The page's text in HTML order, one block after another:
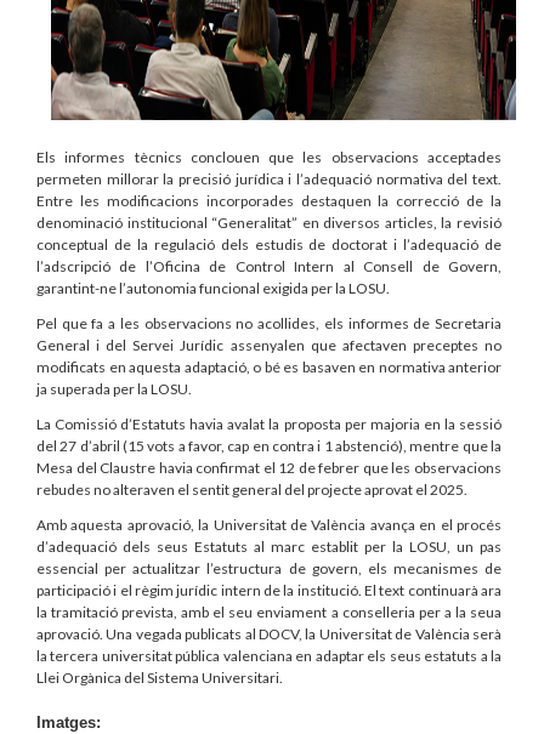
Els informes tècnics conclouen que les observacions acceptades
permeten millorar la precisió jurídica i l’adequació normativa del text.
Entre les modificacions incorporades destaquen la correcció de la
denominació institucional “Generalitat” en diversos articles, la revisió
conceptual de la regulació dels estudis de doctorat i l’adequació de
l’adscripció de l’Oficina de Control Intern al Consell de Govern,
garantint-ne l’autonomia funcional exigida per la LOSU.
Pel que fa a les observacions no acollides, els informes de Secretaria
General i del Servei Jurídic assenyalen que afectaven preceptes no
modificats en aquesta adaptació, o bé es basaven en normativa anterior
ja superada per la LOSU.
La Comissió d’Estatuts havia avalat la proposta per majoria en la sessió
del 27 d’abril (15 vots a favor, cap en contra i 1 abstenció), mentre que la
Mesa del Claustre havia confirmat el 12 de febrer que les observacions
rebudes no alteraven el sentit general del projecte aprovat el 2025.
Amb aquesta aprovació, la Universitat de València avança en el procés
d’adequació dels seus Estatuts al marc establit per la LOSU, un pas
essencial per actualitzar l’estructura de govern, els mecanismes de
participació i el règim jurídic intern de la institució. El text continuarà ara
la tramitació prevista, amb el seu enviament a conselleria per a la seua
aprovació. Una vegada publicats al DOCV, la Universitat de València serà
la tercera universitat pública valenciana en adaptar els seus estatuts a la
Llei Orgànica del Sistema Universitari.
Imatges: